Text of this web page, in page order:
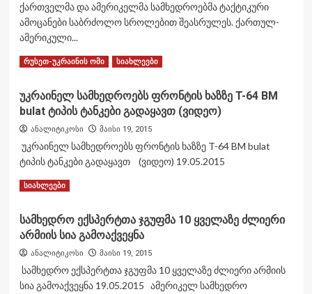
ქართველმა და ამერიკელმა სამხედროებმა ტაქტიკური
ამოცანები საბრძოლო სროლებით შეასრულეს. ქართულ-
ამერიკული...
Read MoreRead
ტაქტიკური
საცეცხლე
მომზადება
პარტნიორის“
ფარგლებში
რუსეთ-უკრაინის ომი სიახლეები
უკრაინელ სამხედროებს ფრონტის ხაზზე T-64 BM
bulat ტიპის ტანკები გადაყავთ (ვიდეო)
ანალიტიკოსი მაისი 19, 2015
უკრაინელ სამხედროებს ფრონტის ხაზზე T-64 BM bulat
ტიპის ტანკები გადაყავთ (ვიდეო) 19.05.2015
Read MoreRead
უკრაინელ
სამხედროებს
ფრონტის
T-
64
სიახლეები
სამხედრო ექსპერტთა ჯგუფმა 10 ყველაზე ძლიერი
არმიის სია გამოაქვეყნა
ანალიტიკოსი მაისი 19, 2015
სამხედრო ექსპერტთა ჯგუფმა 10 ყველაზე ძლიერი არმიის
სია გამოაქვეყნა 19.05.2015 ამერიკელ სამხედრო